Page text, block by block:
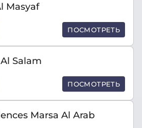
Masyaf
ПОСМОТРЕТЬ
Salam
ПОСМОТРЕТЬ
Marsa Al Arab